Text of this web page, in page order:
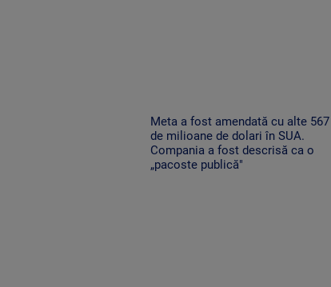
Meta a fost amendată cu alte 567
de milioane de dolari în SUA.
Compania a fost descrisă ca o
„pacoste publică"